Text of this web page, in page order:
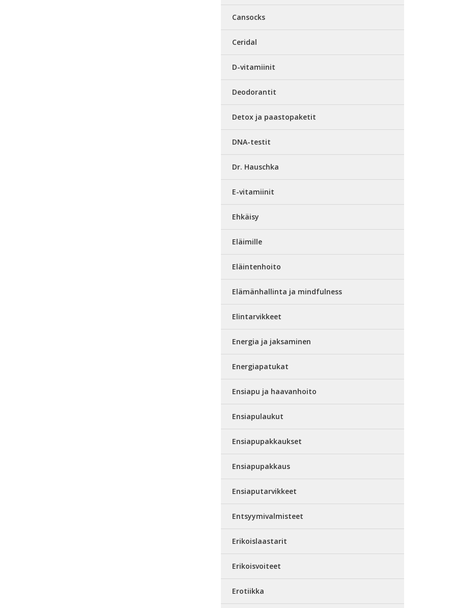
Cansocks
Ceridal
D-vitamiinit
Deodorantit
Detox ja paastopaketit
DNA-testit
Dr. Hauschka
E-vitamiinit
Ehkäisy
Eläimille
Eläintenhoito
Elämänhallinta ja mindfulness
Elintarvikkeet
Energia ja jaksaminen
Energiapatukat
Ensiapu ja haavanhoito
Ensiapulaukut
Ensiapupakkaukset
Ensiapupakkaus
Ensiaputarvikkeet
Entsyymivalmisteet
Erikoislaastarit
Erikoisvoiteet
Erotiikka